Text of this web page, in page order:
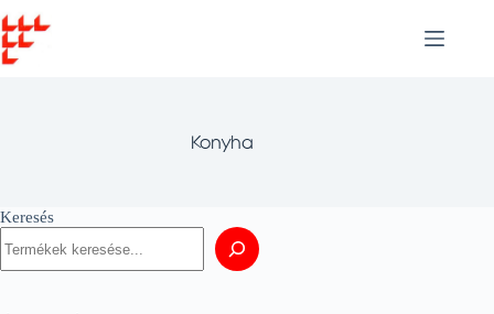
to
content
Konyha
Keresés